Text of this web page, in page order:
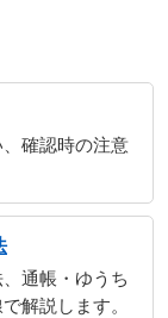
確認時の注意
通帳・ゆうち
解説します。